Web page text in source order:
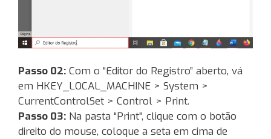
Passo 02: Com o “Editor do Registro” aberto, vá
em HKEY_LOCAL_MACHINE > System >
CurrentControlSet > Control > Print.
Passo 03: Na pasta “Print”, clique com o botão
direito do mouse, coloque a seta em cima de